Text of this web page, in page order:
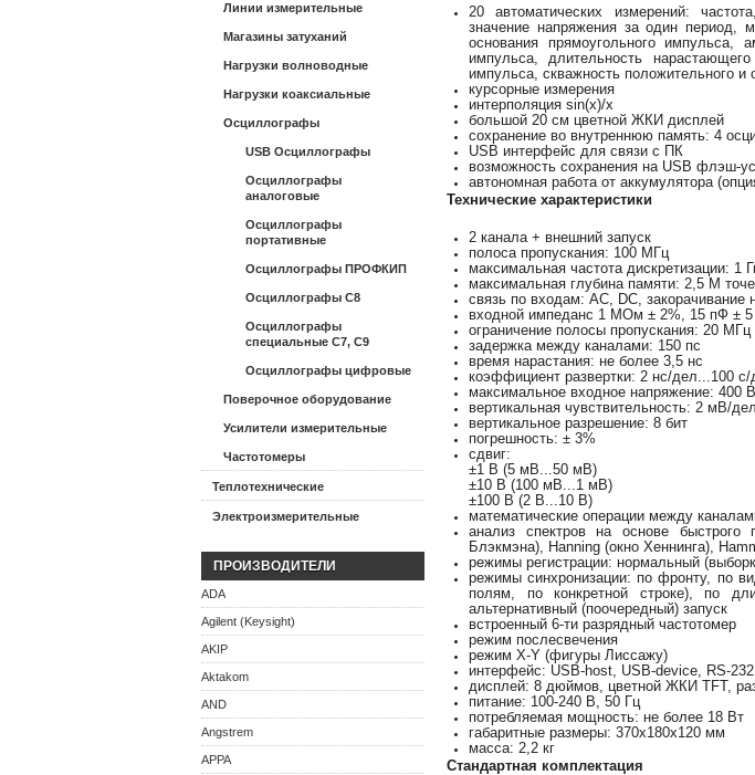
Линии измерительные
Магазины затуханий
Нагрузки волноводные
Нагрузки коаксиальные
Осциллографы
USB Осциллографы
Осциллографы
аналоговые
Осциллографы
портативные
Осциллографы ПРОФКИП
Осциллографы С8
Осциллографы
специальные С7, С9
Осциллографы цифровые
Поверочное оборудование
Усилители измерительные
Частотомеры
Теплотехнические
Электроизмерительные
ПРОИЗВОДИТЕЛИ
ADA
Agilent (Keysight)
AKIP
Aktakom
AND
Angstrem
APPA
20 автоматических измерений:
значение напряжения за один период,
основания прямоугольного импульса,
импульса, длительность
импульса, скважность положительного
курсорные измерения
интерполяция sin(x)/x
большой 20 см цветной ЖКИ дисплей
сохранение во внутреннюю память: 4
USB интерфейс для связи с ПК
возможность сохранения на USB флэш-
автономная работа от аккумулятора
Технические характеристики
2 канала + внешний запуск
полоса пропускания: 100 МГц
максимальная частота дискретизации:
максимальная глубина памяти: 2,5 М
связь по входам: AC, DC, закорачивание
входной импеданс 1 МОм ± 2%, 15 пФ ±
ограничение полосы пропускания: 20 МГц
задержка между каналами: 150 пс
время нарастания: не более 3,5 нс
коэффициент развертки: 2 нс/дел...100
максимальное входное напряжение: 400
вертикальная чувствительность: 2 мВ/
вертикальное разрешение: 8 бит
погрешность: ± 3%
сдвиг:
±1 В (5 мВ...50 мВ)
±10 В (100 мВ...1 мВ)
±100 В (2 В...10 В)
математические операции между
анализ спектров на основе быстрого
Блэкмэна), Hanning (окно Хеннинга),
режимы регистрации: нормальный
режимы синхронизации: по фронту, по
полям, по конкретной строке), по
альтернативный (поочередный) запуск
встроенный 6-ти разрядный частотомер
режим послесвечения
режим X-Y (фигуры Лиссажу)
интерфейс: USB-host, USB-device, RS-
дисплей: 8 дюймов, цветной ЖКИ TFT,
питание: 100-240 В, 50 Гц
потребляемая мощность: не более 18 Вт
габаритные размеры: 370x180x120 мм
масса: 2,2 кг
Стандартная комплектация